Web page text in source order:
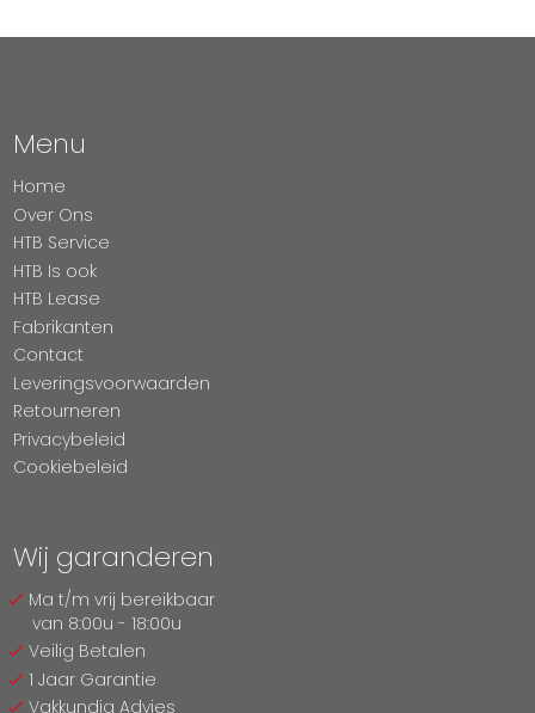
Menu
Home
Over Ons
HTB Service
HTB Is ook
HTB Lease
Fabrikanten
Contact
Leveringsvoorwaarden
Retourneren
Privacybeleid
Cookiebeleid
Wij garanderen
Ma t/m vrij bereikbaar
van 8:00u - 18:00u
Veilig Betalen
1 Jaar Garantie
Vakkundig Advies